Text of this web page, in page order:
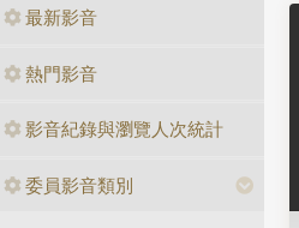
最新影音
熱門影音
影音紀錄與瀏覽人次統計
委員影音類別